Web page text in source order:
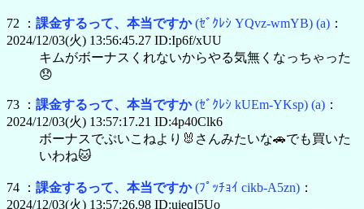
72 ： 課金するって、本当ですか(ｾﾞｸﾚｼ YQvz-wmYB) (a) ：
2024/12/03(火) 13:56:45.27 ID:Ip6f/xUU
キムがボーナスくれないからやる気無くなっちゃった
😞
73 ： 課金するって、本当ですか(ｾﾞｸﾚｼ kUEm-YKsp) (a) ：
2024/12/03(火) 13:57:17.21 ID:4p40Clk6
ボーナスでぷいこねより🐰さんみたいな🚗でも買いた
いわね🐱
74 ： 課金するって、本当ですか(ﾌﾟｯﾁｮｲ cikb-A5zn) ：
2024/12/03(火) 13:57:26.98 ID:uieqI5Uo